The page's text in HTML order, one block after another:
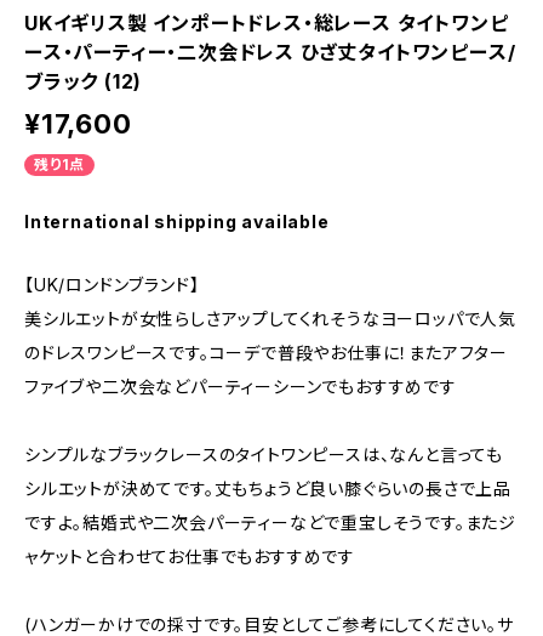
UKイギリス製 インポートドレス・総レース タイトワンピ
ース・パーティー・二次会ドレス ひざ丈タイトワンピース/
ブラック (12)
¥17,600
残り1点
International shipping available
【UK/ロンドンブランド】
美シルエットが女性らしさアップしてくれそうなヨーロッパで人気
のドレスワンピースです。コーデで普段やお仕事に！またアフター
ファイブや二次会などパーティーシーンでもおすすめです
シンプルなブラックレースのタイトワンピースは、なんと言っても
シルエットが決めてです。丈もちょうど良い膝ぐらいの長さで上品
ですよ。結婚式や二次会パーティーなどで重宝しそうです。またジ
ャケットと合わせてお仕事でもおすすめです
(ハンガーかけでの採寸です。目安としてご参考にしてください。サ